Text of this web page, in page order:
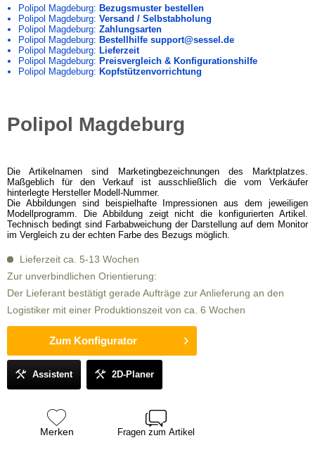
Polipol Magdeburg: Bezugsmuster bestellen
Polipol Magdeburg: Versand / Selbstabholung
Polipol Magdeburg: Zahlungsarten
Polipol Magdeburg: Bestellhilfe support@sessel.de
Polipol Magdeburg: Lieferzeit
Polipol Magdeburg: Preisvergleich & Konfigurationshilfe
Polipol Magdeburg: Kopfstützenvorrichtung
Polipol Magdeburg
Die Artikelnamen sind Marketingbezeichnungen des Marktplatzes.
Maßgeblich für den Verkauf ist ausschließlich die vom Verkäufer
hinterlegte Hersteller Modell-Nummer.
Die Abbildungen sind beispielhafte Impressionen aus dem jeweiligen
Modellprogramm. Die Abbildung zeigt nicht die konfigurierten Artikel.
Technisch bedingt sind Farbabweichung der Darstellung auf dem Monitor
im Vergleich zu der echten Farbe des Bezugs möglich.
Lieferzeit ca. 5-13 Wochen
Zur unverbindlichen Orientierung:
Der Lieferant bestätigt gerade Aufträge zur Anlieferung an den
Logistiker mit einer Produktionszeit von ca. 6 Wochen
Zum Konfigurator
Assistent 2D-Planer
Merken Fragen zum Artikel